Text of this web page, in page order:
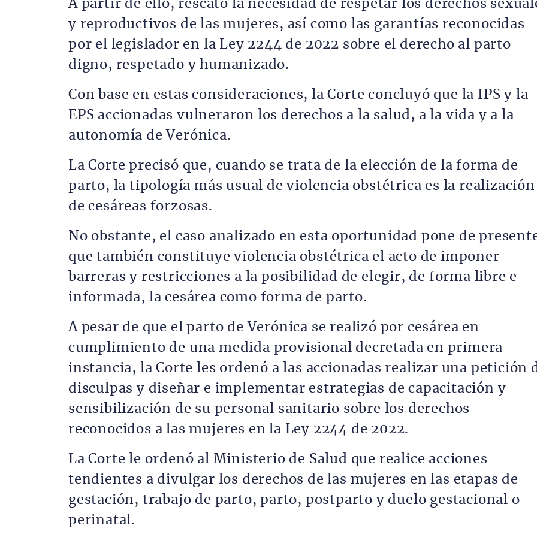
A partir de ello, rescató la necesidad de respetar los derechos
y reproductivos de las mujeres, así como las garantías reconocidas
por el legislador en la Ley 2244 de 2022 sobre el derecho al parto
digno, respetado y humanizado.
Con base en estas consideraciones, la Corte concluyó que la IPS y la
EPS accionadas vulneraron los derechos a la salud, a la vida y a la
autonomía de Verónica.
La Corte precisó que, cuando se trata de la elección de la forma de
parto, la tipología más usual de violencia obstétrica es la realización
de cesáreas forzosas.
No obstante, el caso analizado en esta oportunidad pone de
que también constituye violencia obstétrica el acto de imponer
barreras y restricciones a la posibilidad de elegir, de forma libre e
informada, la cesárea como forma de parto.
A pesar de que el parto de Verónica se realizó por cesárea en
cumplimiento de una medida provisional decretada en primera
instancia, la Corte les ordenó a las accionadas realizar una petición
disculpas y diseñar e implementar estrategias de capacitación y
sensibilización de su personal sanitario sobre los derechos
reconocidos a las mujeres en la Ley 2244 de 2022.
La Corte le ordenó al Ministerio de Salud que realice acciones
tendientes a divulgar los derechos de las mujeres en las etapas de
gestación, trabajo de parto, parto, postparto y duelo gestacional o
perinatal.